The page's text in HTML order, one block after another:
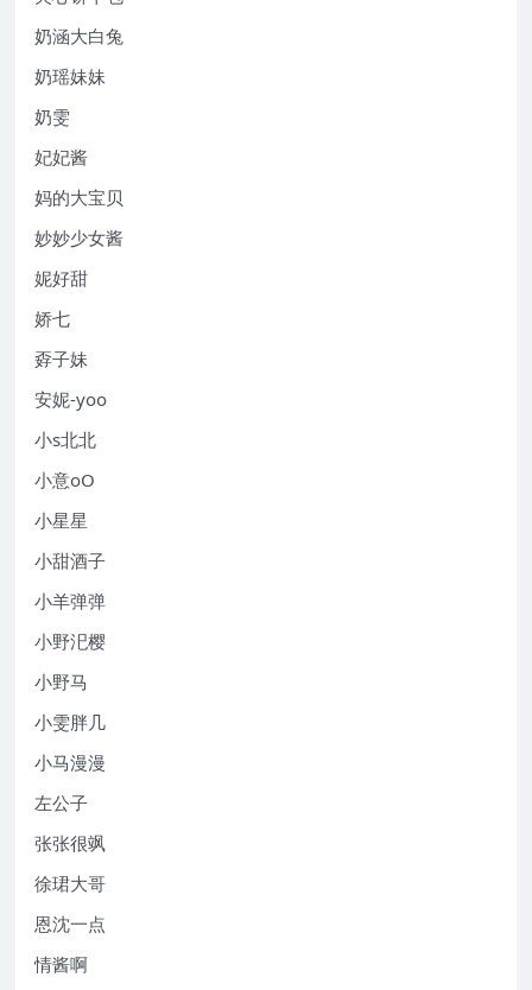
奶涵大白兔
奶瑶妹妹
奶雯
妃妃酱
妈的大宝贝
妙妙少女酱
妮好甜
娇七
孬子妹
安妮-yoo
小s北北
小意oO
小星星
小甜酒子
小羊弹弹
小野汜樱
小野马
小雯胖几
小马漫漫
左公子
张张很飒
徐珺大哥
恩沈一点
情酱啊